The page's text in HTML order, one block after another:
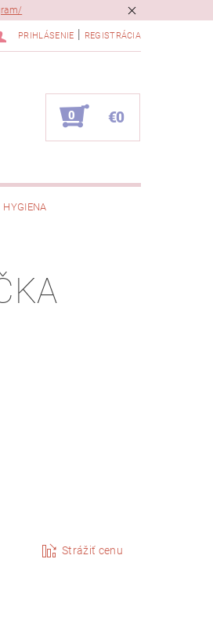
PRIHLÁSENIE REGISTRÁCIA
0 €0
HYGIENA
Strážiť cenu